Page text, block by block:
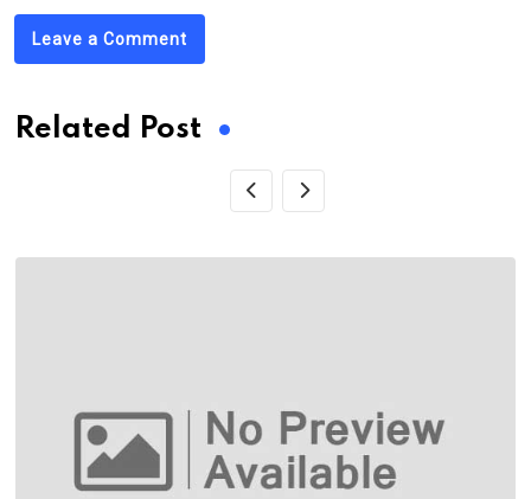
Leave a Comment
Related Post